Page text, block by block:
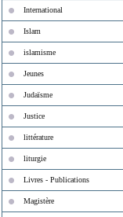
International
Islam
islamisme
Jeunes
Judaïsme
Justice
littérature
liturgie
Livres - Publications
Magistère